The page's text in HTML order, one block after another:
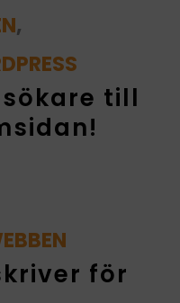
,
till
för